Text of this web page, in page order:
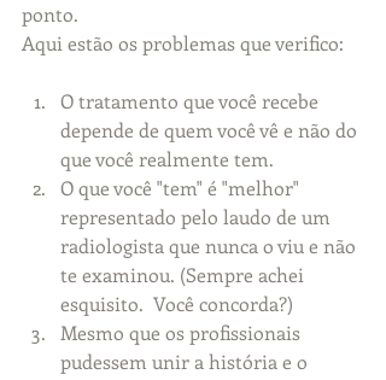
ponto.
Aqui estão os problemas que verifico:
O tratamento que você recebe
depende de quem você vê e não do
que você realmente tem.
O que você "tem" é "melhor"
representado pelo laudo de um
radiologista que nunca o viu e não
te examinou. (Sempre achei
esquisito.  Você concorda?)
Mesmo que os profissionais
pudessem unir a história e o